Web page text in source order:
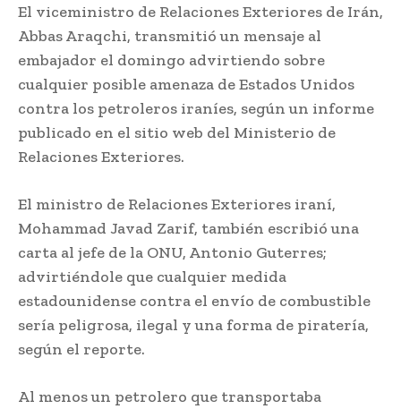
El viceministro de Relaciones Exteriores de Irán,
Abbas Araqchi, transmitió un mensaje al
embajador el domingo advirtiendo sobre
cualquier posible amenaza de Estados Unidos
contra los petroleros iraníes, según un informe
publicado en el sitio web del Ministerio de
Relaciones Exteriores.
El ministro de Relaciones Exteriores iraní,
Mohammad Javad Zarif, también escribió una
carta al jefe de la ONU, Antonio Guterres;
advirtiéndole que cualquier medida
estadounidense contra el envío de combustible
sería peligrosa, ilegal y una forma de piratería,
según el reporte.
Al menos un petrolero que transportaba